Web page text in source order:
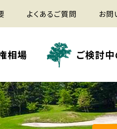
よくあるご質問 お問
相場 ご検討